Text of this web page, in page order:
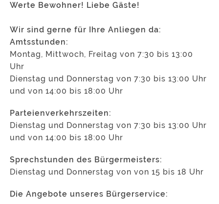
Werte Bewohner! Liebe Gäste!
Wir sind gerne für Ihre Anliegen da:
Amtsstunden:
Montag, Mittwoch, Freitag von 7:30 bis 13:00
Uhr
Dienstag und Donnerstag von 7:30 bis 13:00 Uhr
und von 14:00 bis 18:00 Uhr
Parteienverkehrszeiten:
Dienstag und Donnerstag von 7:30 bis 13:00 Uhr
und von 14:00 bis 18:00 Uhr
Sprechstunden des Bürgermeisters:
Dienstag und Donnerstag von von 15 bis 18 Uhr
Die Angebote unseres Bürgerservice: